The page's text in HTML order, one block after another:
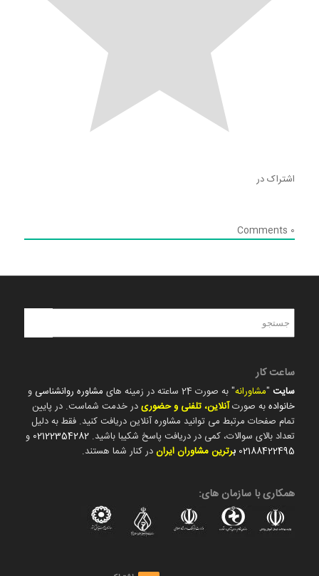
اشتراک در
0
ساعت کار
سایت"مشاورانه" به صورت 24 ساعته در زمینه های مشاوره روانشناسی و
خانوادهبه صورتآنلاین، تلفنی و حضوریدر خدمت شماست. در پایین
تمام صفحات مرتبط می توانید مشاوره آنلاین دریافت کنید. فقط به دلیل
تعداد بالای سوالات، کمی در دریافت پاسخ شکیبا باشید. 02122354282 و
02188422495 برترین مشاوران ایراندر کنار شما هستند.
همکاری با سازمان های: